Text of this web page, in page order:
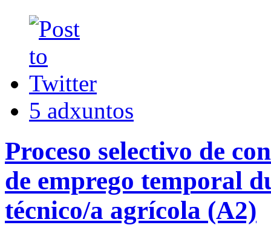
5 adxuntos
Proceso selectivo de
de emprego temporal
técnico/a agrícola (A2)